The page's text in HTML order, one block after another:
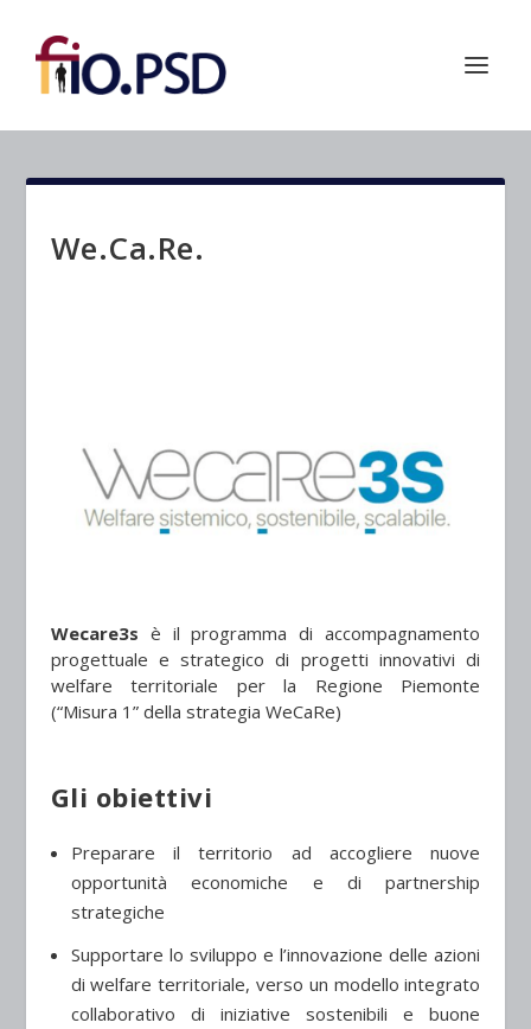
We.Ca.Re.
Wecare3s è il programma di accompagnamento
progettuale e strategico di progetti innovativi di
welfare territoriale per la Regione Piemonte
(“Misura 1” della strategia WeCaRe)
Gli obiettivi
Preparare il territorio ad accogliere nuove
opportunità economiche e di partnership
strategiche
Supportare lo sviluppo e l’innovazione delle azioni
di welfare territoriale, verso un modello integrato
collaborativo di iniziative sostenibili e buone